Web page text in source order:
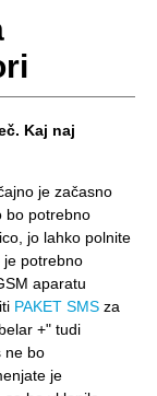
Kaj naj
je začasno
bo potrebno
jo lahko polnite
je potrebno
aparatu
PAKET SMS za
+" tudi
ne bo
je